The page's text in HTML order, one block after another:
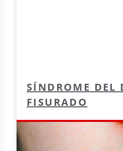
SÍNDROME DEL
FISURADO